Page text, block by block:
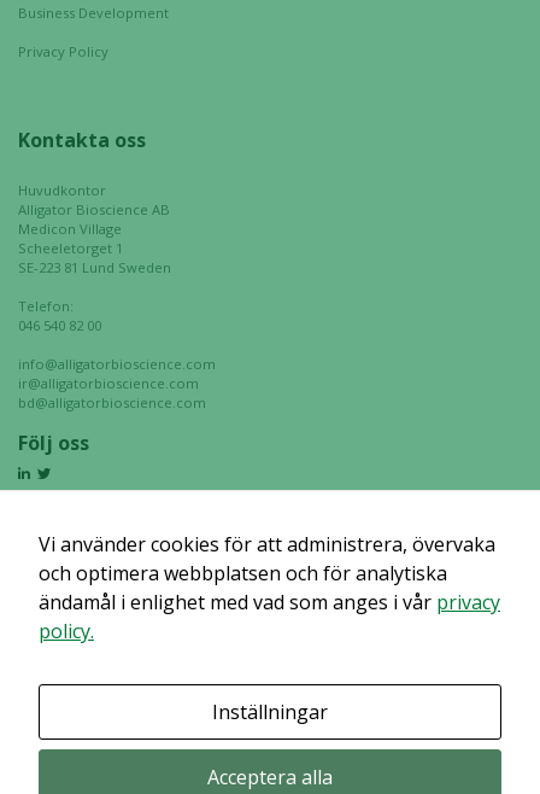
Business Development
Privacy Policy
Kontakta oss
Huvudkontor
Alligator Bioscience AB
Medicon Village
Scheeletorget 1
SE-223 81 Lund Sweden
Telefon:
046 540 82 00
info@alligatorbioscience.com
ir@alligatorbioscience.com
bd@alligatorbioscience.com
Följ oss
Vi använder cookies för att administrera, övervaka
och optimera webbplatsen och för analytiska
ändamål i enlighet med vad som anges i vår privacy
policy.
Inställningar
Acceptera alla